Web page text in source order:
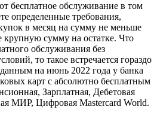
бесплатное обслуживание в том
определенные требования,
в месяц на сумму не меньше
крупную сумму на остатке. Что
обслуживания без
то такое встречается гораздо
на июнь 2022 года у банка
карт с абсолютно бесплатным
Зарплатная, Дебетовая
МИР, Цифровая Mastercard World.